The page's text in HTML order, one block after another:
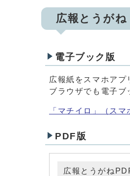
広報とうが
電子ブック版
広報紙をスマホアプ
ブラウザでも電子ブ
「マチイロ」（ス
PDF版
広報とうがね